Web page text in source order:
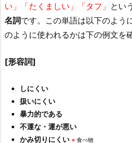
い」「たくましい」「タフ」 とい
名詞です。この単語は以下のよう
のように使われるかは下の例文を
[形容詞]
しにくい
扱いにくい
暴力的である
不運な・運が悪い
かみ切りにくい ※ 食べ物